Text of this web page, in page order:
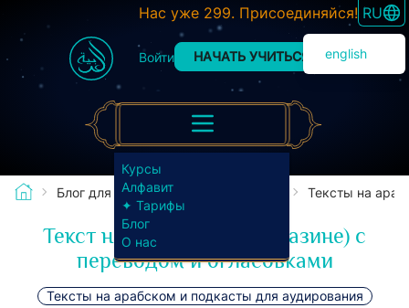
Нас уже 299. Присоединяйся! RU
english
Войти НАЧАТЬ УЧИТЬСЯ
Курсы
Алфавит
✦ Тарифы
Блог
О нас
Блог для изучающих арабский язык Тексты на
Текст на арабском (В магазине) с
переводом и огласовками
Тексты на арабском и подкасты для аудирования